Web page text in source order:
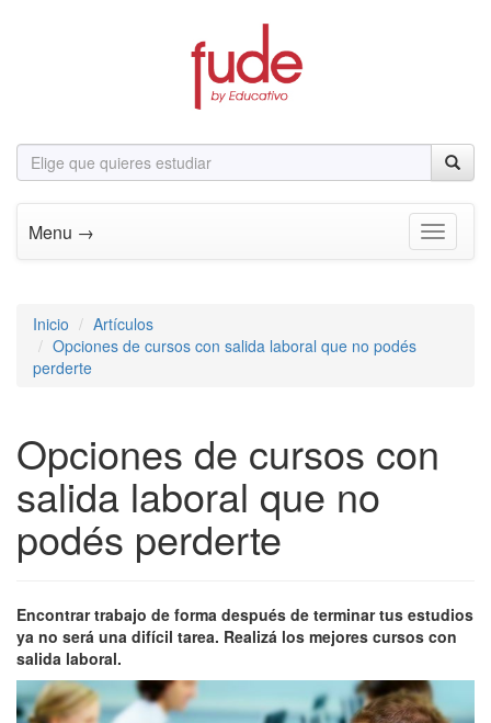
Menu → Toggle
Inicio
Artículos
Opciones de cursos con salida laboral que no podés
perderte
Opciones de cursos con
salida laboral que no
podés perderte
Encontrar trabajo de forma después de terminar tus estudios
ya no será una difícil tarea. Realizá los mejores cursos con
salida laboral.